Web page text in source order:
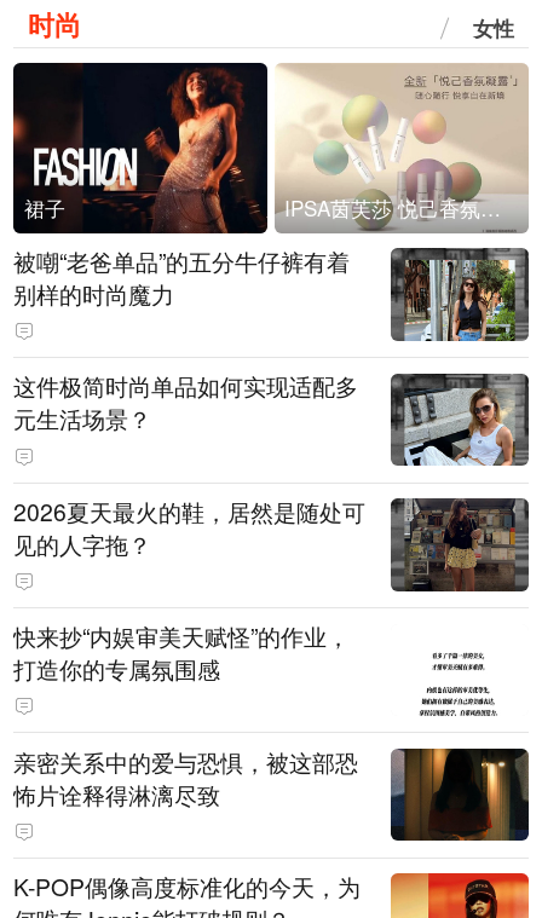
时尚 女性
裙子 IPSA茵芙莎 悦己香氛凝露上市
被嘲“老爸单品”的五分牛仔裤有着
别样的时尚魔力
这件极简时尚单品如何实现适配多
元生活场景？
2026夏天最火的鞋，居然是随处可
见的人字拖？
快来抄“内娱审美天赋怪”的作业，
打造你的专属氛围感
亲密关系中的爱与恐惧，被这部恐
怖片诠释得淋漓尽致
K-POP偶像高度标准化的今天，为